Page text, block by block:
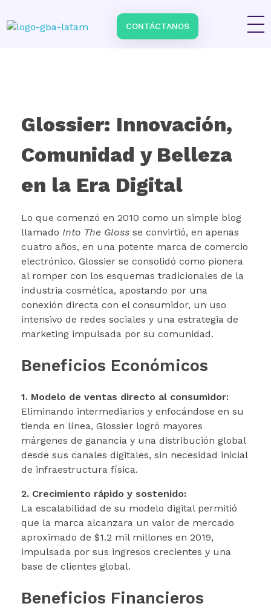
CONTÁCTANOS
Glossier: Innovación,
Comunidad y Belleza
en la Era Digital
Lo que comenzó en 2010 como un simple blog
llamado Into The Gloss se convirtió, en apenas
cuatro años, en una potente marca de comercio
electrónico. Glossier se consolidó como pionera
al romper con los esquemas tradicionales de la
industria cosmética, apostando por una
conexión directa con el consumidor, un uso
intensivo de redes sociales y una estrategia de
marketing impulsada por su comunidad.
Beneficios Económicos
1. Modelo de ventas directo al consumidor:
Eliminando intermediarios y enfocándose en su
tienda en línea, Glossier logró mayores
márgenes de ganancia y una distribución global
desde sus canales digitales, sin necesidad inicial
de infraestructura física.
2. Crecimiento rápido y sostenido:
La escalabilidad de su modelo digital permitió
que la marca alcanzara un valor de mercado
aproximado de $1.2 mil millones en 2019,
impulsada por sus ingresos crecientes y una
base de clientes global.
Beneficios Financieros